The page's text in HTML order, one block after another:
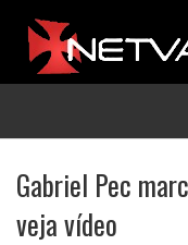
Gabriel Pec
veja vídeo